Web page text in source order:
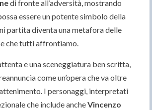
di fronte all’adversità, mostrando
essere un potente simbolo della
partita diventa una metafora delle
che tutti affrontiamo.
e una sceneggiatura ben scritta,
come un’opera che va oltre
I personaggi, interpretati
che include ancheVincenzo